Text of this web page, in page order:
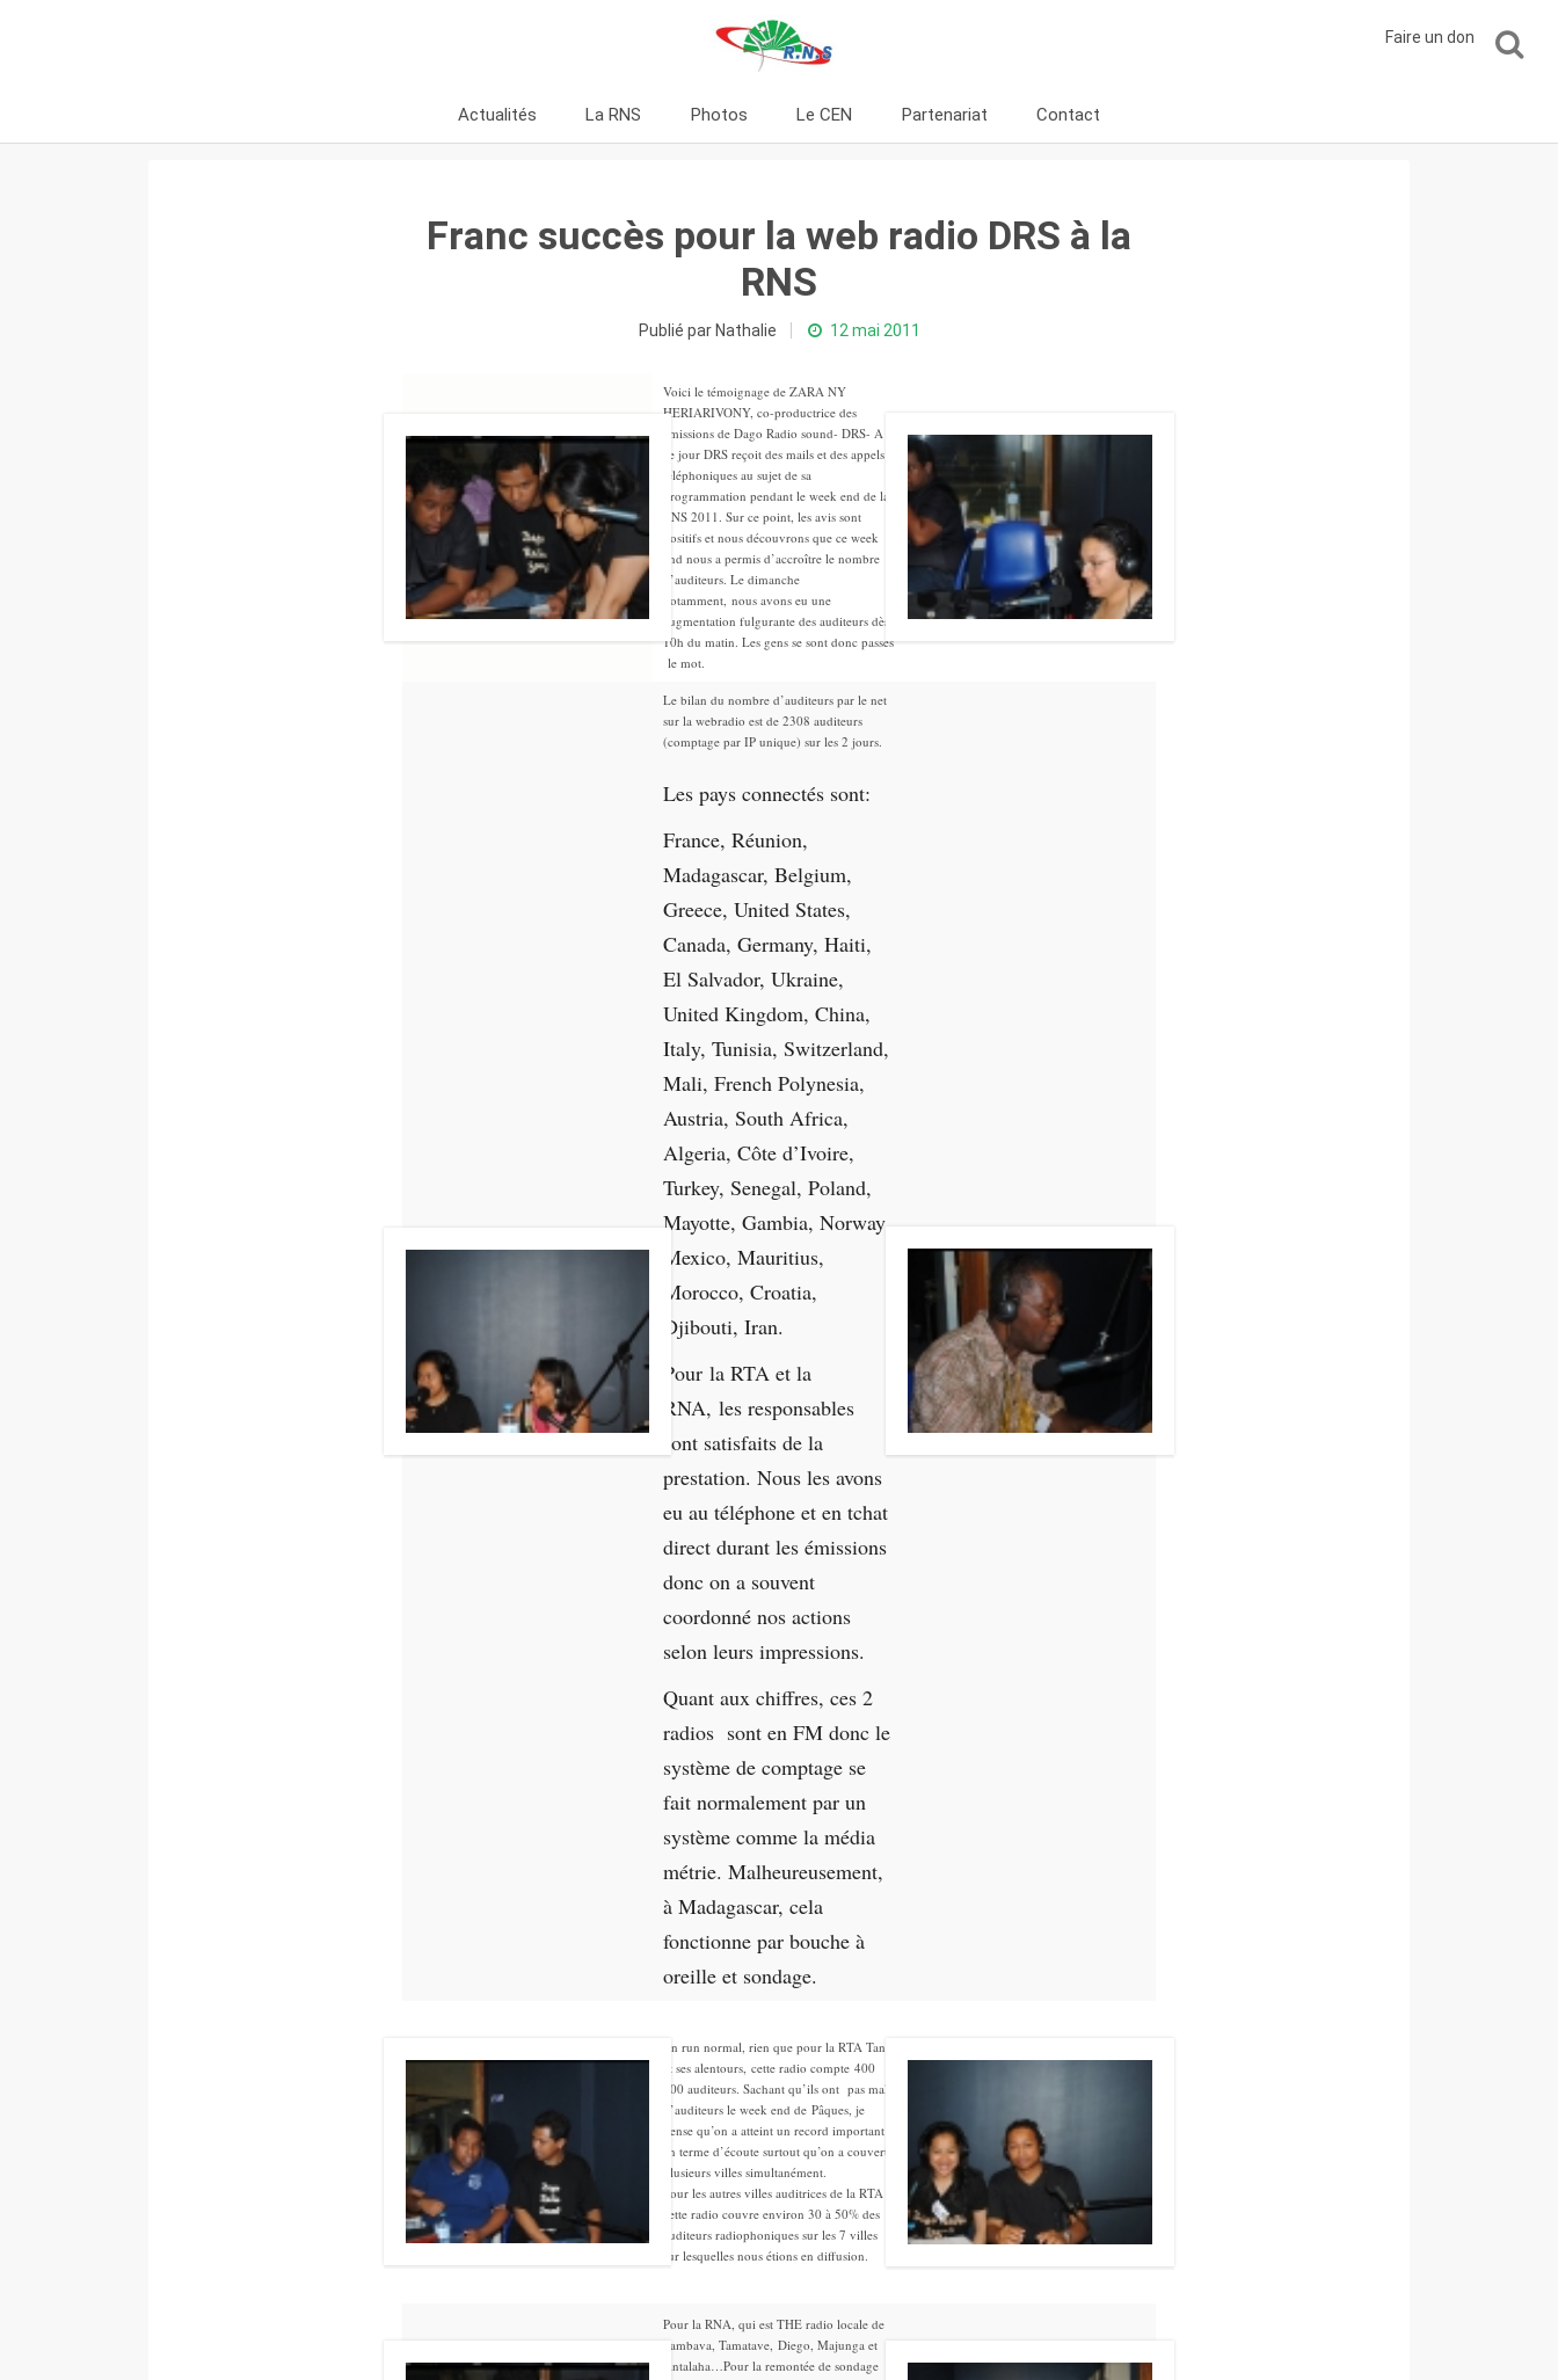
Faire un don
Actualités La RNS Photos Le CEN Partenariat Contact
Franc succès pour la web radio DRS à la
RNS
Publié par Nathalie 12 mai 2011
Voici le témoignage de ZARA NY
HERIARIVONY, co-productrice des
émissions de Dago Radio sound- DRS- A
ce jour DRS reçoit des mails et des appels
téléphoniques au sujet de sa
programmation pendant le week end de la
RNS 2011. Sur ce point, les avis sont
positifs et nous découvrons que ce week
end nous a permis d’accroître le nombre
d’auditeurs. Le dimanche
notamment, nous avons eu une
augmentation fulgurante des auditeurs dès
10h du matin. Les gens se sont donc passés
le mot.
Le bilan du nombre d’auditeurs par le net
sur la webradio est de 2308 auditeurs
(comptage par IP unique) sur les 2 jours.
Les pays connectés sont:
France, Réunion,
Madagascar, Belgium,
Greece, United States,
Canada, Germany, Haiti,
El Salvador, Ukraine,
United Kingdom, China,
Italy, Tunisia, Switzerland,
Mali, French Polynesia,
Austria, South Africa,
Algeria, Côte d’Ivoire,
Turkey, Senegal, Poland,
Mayotte, Gambia, Norway,
Mexico, Mauritius,
Morocco, Croatia,
Djibouti, Iran.
Pour la RTA et la
RNA, les responsables
sont satisfaits de la
prestation. Nous les avons
eu au téléphone et en tchat
direct durant les émissions
donc on a souvent
coordonné nos actions
selon leurs impressions.
Quant aux chiffres, ces 2
radios sont en FM donc le
système de comptage se
fait normalement par un
système comme la média
métrie. Malheureusement,
à Madagascar, cela
fonctionne par bouche à
oreille et sondage.
En run normal, rien que pour la RTA Tana
et ses alentours, cette radio compte 400
000 auditeurs. Sachant qu’ils ont pas mal
d’auditeurs le week end de Pâques, je
pense qu’on a atteint un record important
en terme d’écoute surtout qu’on a couvert
plusieurs villes simultanément.
Pour les autres villes auditrices de la RTA ,
cette radio couvre environ 30 à 50% des
auditeurs radiophoniques sur les 7 villes
sur lesquelles nous étions en diffusion.
Pour la RNA, qui est THE radio locale de
Sambava, Tamatave, Diego, Majunga et
Antalaha…Pour la remontée de sondage